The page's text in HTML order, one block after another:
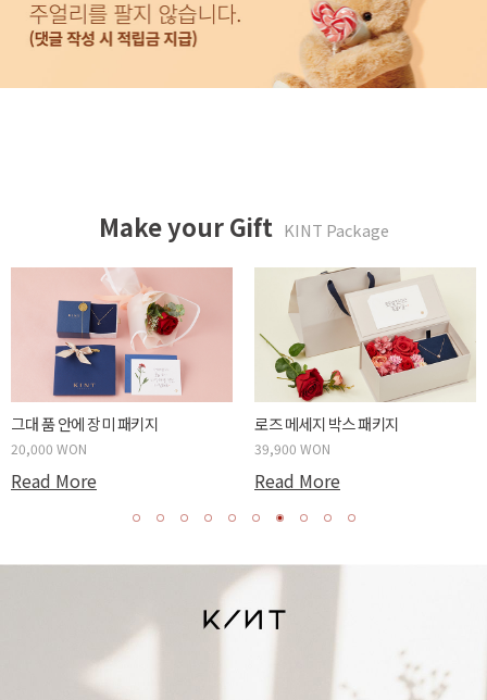
Make your Gift KINT Package
튤립같은 너에게 패키지
20,000 WON
Read More
카네이션 메세지 박스 패키지
39,900 WON
Read More